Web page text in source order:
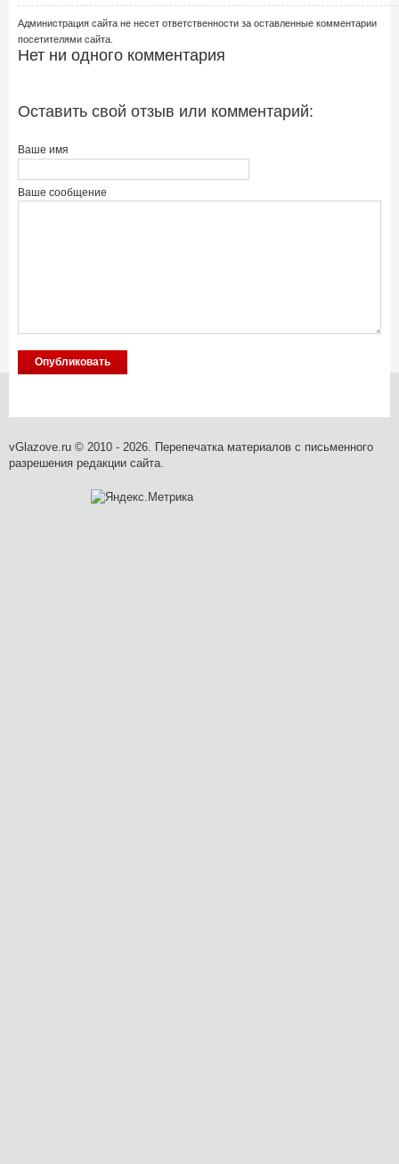
Администрация сайта не несет ответственности за оставленные комментарии
посетителями сайта.
Нет ни одного комментария
Оставить свой отзыв или комментарий:
Ваше имя
Ваше сообщение
vGlazove.ru © 2010 - 2026. Перепечатка материалов с письменного
разрешения редакции сайта.